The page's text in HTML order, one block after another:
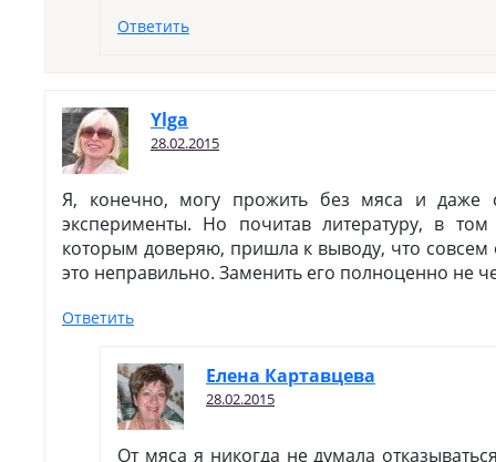
Ответить
Ylga
28.02.2015
Я, конечно, могу прожить без мяса и даже
эксперименты. Но почитав литературу, в том
которым доверяю, пришла к выводу, что совсем
это неправильно. Заменить его полноценно не
Ответить
Елена Картавцева
28.02.2015
От мяса я никогда не думала